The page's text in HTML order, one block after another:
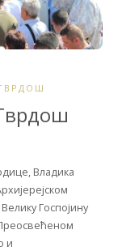
Владика
Госпојину
и